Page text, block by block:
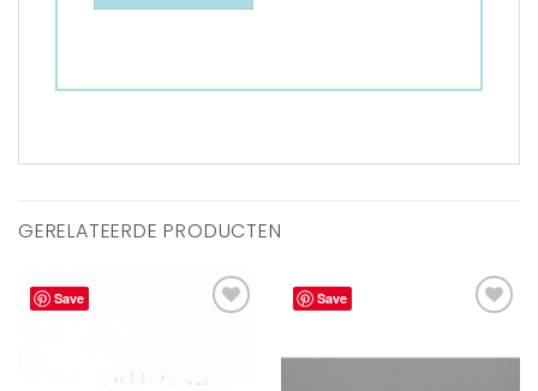
GERELATEERDE PRODUCTEN
Save
Save
toevoegen